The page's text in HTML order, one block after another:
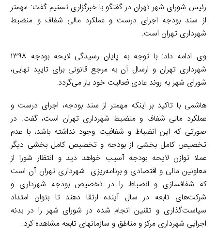
رئیس شورای شهر تهران در گفتگو با خبرگزاری تسنیم گفت: مهمتر
از سند بودجه اجرای درست و عملکرد مالی شفاف و منضبط
شهرداری تهران است.
وی ادامه داد: با توجه به پایان رسیدگی لایحه بودجه ۱۳۹۸
شهرداری تهران و ارسال آن به مرجع قانونی برای تایید نهایی،
شورای شهر به روند عادی فعالیت خود باز می‌گردد.
هاشمی با تاکید بر اینکه مهمتر از سند بودجه، اجرای درست و
عملکرد مالی شفاف و منضبط شهرداری تهران است، گفت: در
صورتی که این انضباط و شفافیت وجود نداشته باشد، با عدم
تخصیص کامل بخشی از بودجه و تخصیص کامل بخشی دیگر
عملا توازن لایحه بودجه آسیب خواهد دید و انتظار شورا از
معاونین مالی و اقتصادی و برنامه‌ریزی شهرداری تهران آن است
که شفافسازی و انضباط را در تخصیص بودجه شهرداری و
شرکت‌های تابعه در سال آینده ارتقا دهند تا بتوان امتداد
سیاست‌گذاری و تقنین انجام شده در شورای شهر را در بدنه
اجرایی شهرداری مرکز و مناطق و سازمانهای تابعه مشاهده کرد.